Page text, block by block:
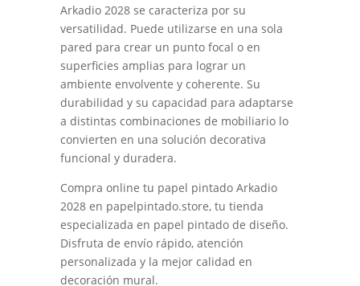
Arkadio 2028 se caracteriza por su
versatilidad. Puede utilizarse en una sola
pared para crear un punto focal o en
superficies amplias para lograr un
ambiente envolvente y coherente. Su
durabilidad y su capacidad para adaptarse
a distintas combinaciones de mobiliario lo
convierten en una solución decorativa
funcional y duradera.
Compra online tu papel pintado Arkadio
2028 en papelpintado.store, tu tienda
especializada en papel pintado de diseño.
Disfruta de envío rápido, atención
personalizada y la mejor calidad en
decoración mural.